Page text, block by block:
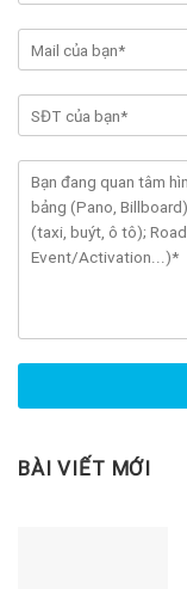
BÀI VIẾT MỚI